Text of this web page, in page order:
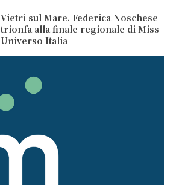
Vietri sul Mare. Federica Noschese
trionfa alla finale regionale di Miss
Universo Italia